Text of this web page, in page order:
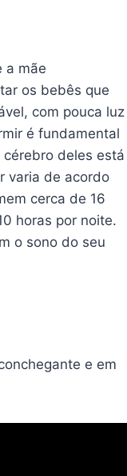
a mãe
os bebês que
com pouca luz
é fundamental
deles está
varia de acordo
cerca de 16
horas por noite.
o sono do seu
e em